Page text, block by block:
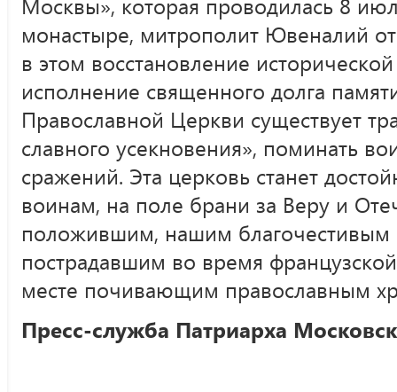
монастыре, митрополит Ювеналий
в этом восстановление
исполнение священного долга
Православной Церкви существует
славного усекновения», поминать
сражений. Эта церковь станет
воинам, на поле брани за Веру и
положившим, нашим благочестивым
пострадавшим во время
месте почивающим православным
Пресс-служба Патриарха